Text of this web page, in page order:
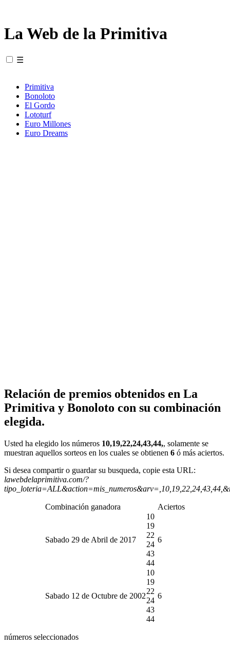
La Web de la Primitiva
☰
Primitiva
Bonoloto
El Gordo
Lototurf
Euro Millones
Euro Dreams
Relación de premios obtenidos en La
Primitiva y Bonoloto con su combinación
elegida.
Usted ha elegido los números 10,19,22,24,43,44,, solamente se
muestran aquellos sorteos en los cuales se obtienen 6 ó más aciertos.
Si desea compartir o guardar su busqueda, copie esta URL:
lawebdelaprimitiva.com/?
Combinación ganadora Aciertos
Sabado 29 de Abril de 2017
10
19
22
24
43
44
6
Sabado 12 de Octubre de 2002
10
19
22
24
43
44
6
números seleccionados